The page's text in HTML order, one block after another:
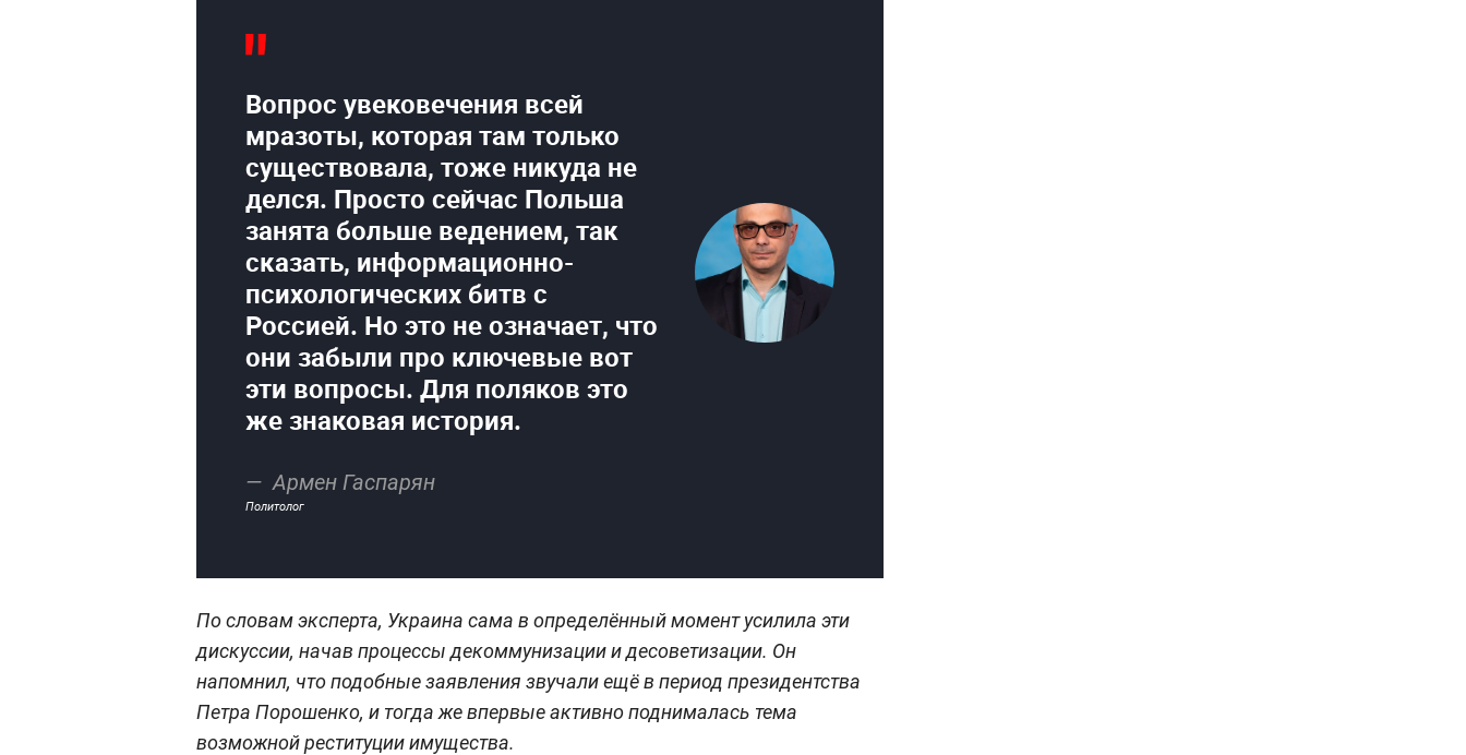
Вопрос увековечения всей
мразоты, которая там только
существовала, тоже никуда не
делся. Просто сейчас Польша
занята больше ведением, так
сказать, информационно-
психологических битв с
Россией. Но это не означает, что
они забыли про ключевые вот
эти вопросы. Для поляков это
же знаковая история.
Армен Гаспарян
Политолог
По словам эксперта, Украина сама в определённый момент усилила эти
дискуссии, начав процессы декоммунизации и десоветизации. Он
напомнил, что подобные заявления звучали ещё в период президентства
Петра Порошенко, и тогда же впервые активно поднималась тема
возможной реституции имущества.